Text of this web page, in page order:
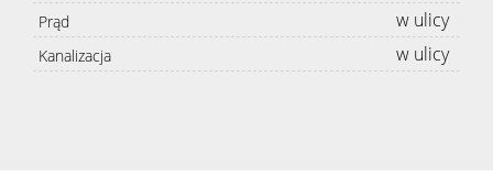
Prąd w ulicy
Kanalizacja w ulicy